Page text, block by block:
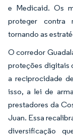
e Medicaid. Os
proteger contra
tornando as
O corredor
proteções digitais
a reciprocidade
isso, a lei de
prestadores da
Juan. Essa
diversificação